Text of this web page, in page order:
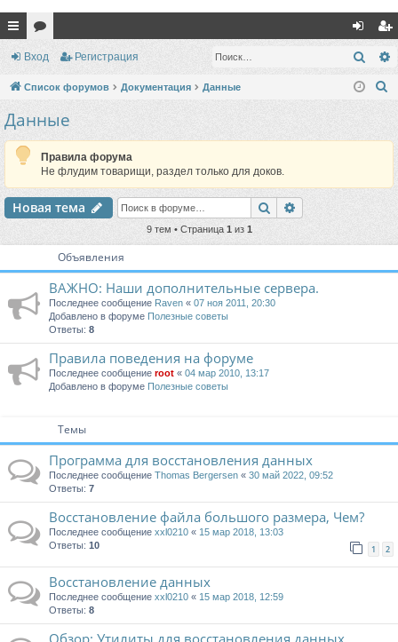
с
ы
ор хо
д
ег
ис
Вход Регистрация
Список форумов Документация Данные
с
Данные
Правила форума
Не флудим товарищи, раздел только для доков.
Новая тема Поиск
9 тем • Страница 1 из 1
Объявления
ВАЖНО: Наши дополнительные сервера.
Последнее сообщение Raven « 07 ноя 2011, 20:30
Добавлено в форуме Полезные советы
Ответы: 8
Правила поведения на форуме
Последнее сообщение root « 04 мар 2010, 13:17
Добавлено в форуме Полезные советы
Темы
Программа для восстановления данных
Последнее сообщение Thomas Bergersen « 30 май 2022, 09:52
Ответы: 7
Восстановление файла большого размера, Чем?
Последнее сообщение xxl0210 « 15 мар 2018, 13:03
Ответы: 10 1 2
Восстановление данных
Последнее сообщение xxl0210 « 15 мар 2018, 12:59
Ответы: 8